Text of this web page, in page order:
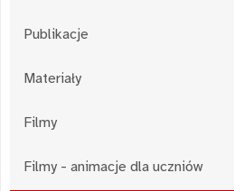
Publikacje
Materiały
Filmy
Filmy - animacje dla uczniów